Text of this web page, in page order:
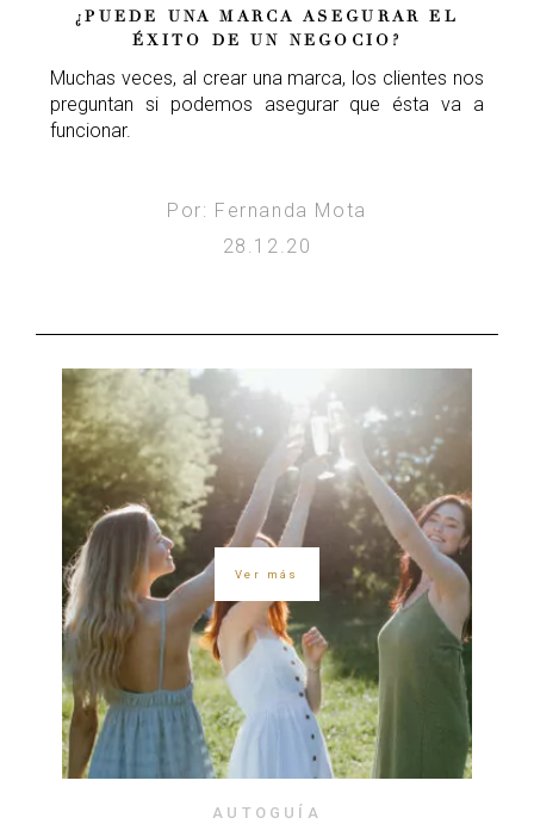
¿PUEDE UNA MARCA ASEGURAR EL
ÉXITO DE UN NEGOCIO?
Muchas veces, al crear una marca, los clientes nos
preguntan si podemos asegurar que ésta va a
funcionar.
Por: Fernanda Mota
28.12.20
Ver más
AUTOGUÍA